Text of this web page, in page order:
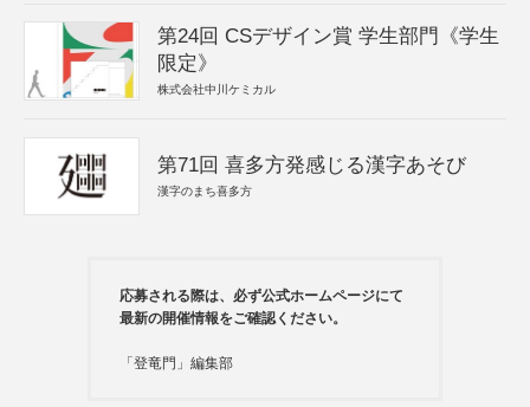
第24回 CSデザイン賞 学生部門《学生
限定》
株式会社中川ケミカル
第71回 喜多方発感じる漢字あそび
漢字のまち喜多方
応募される際は、必ず公式ホームページにて
最新の開催情報をご確認ください。
「登竜門」編集部